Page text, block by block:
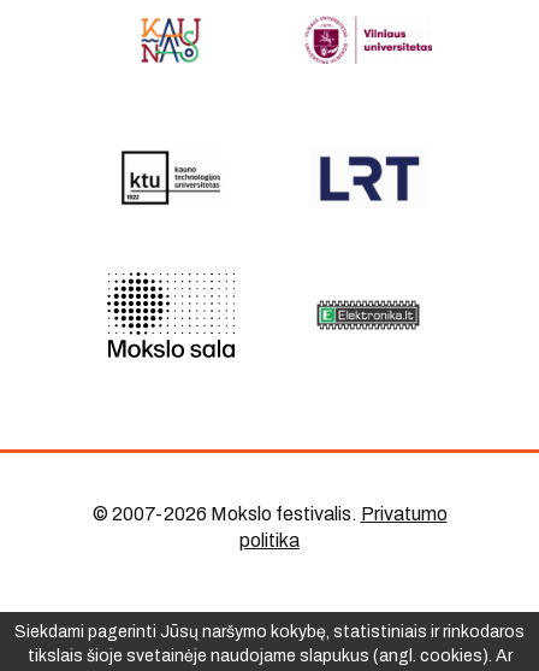
© 2007-2026 Mokslo festivalis. Privatumo
politika
Siekdami pagerinti Jūsų naršymo kokybę, statistiniais ir rinkodaros
tikslais šioje svetainėje naudojame slapukus (angl. cookies). Ar